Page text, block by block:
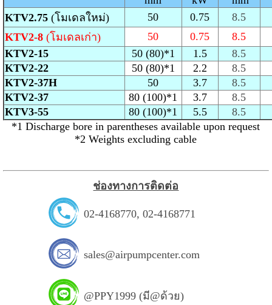
KTV2.75(โมเดลใหม่) 50 0.75
8.5
KTV2-8(โมเดลเก่า) 50 0.75
8.5
KTV2-15
50 (80)*1 1.5
8.5
KTV2-22
50 (80)*1 2.2
8.5
KTV2-37H
50 3.7
8.5
KTV2-37
80 (100)*1 3.7
8.5
KTV3-55
80 (100)*1 5.5
8.5
*1 Discharge bore in parentheses available upon request
*2 Weights excluding cable
ช่องทางการติดต่อ
02-4168770, 02-4168771
sales@airpumpcenter.com
@PPY1999 (มี@ด้วย)